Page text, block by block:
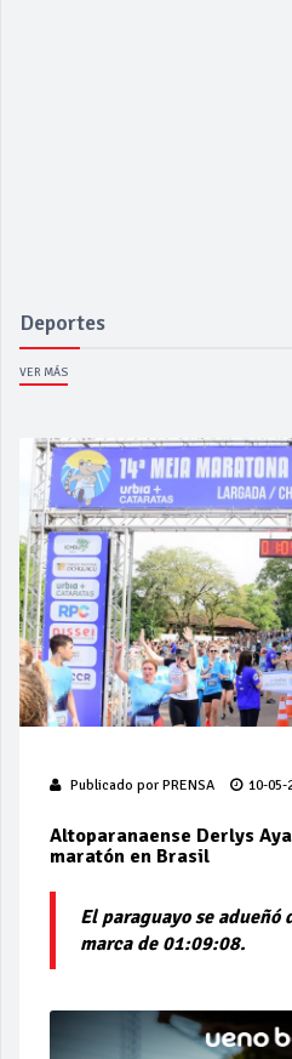
Deportes
VER MÁS
Publicado por PRENSA 10-05-
Altoparanaense Derlys
maratón en Brasil
El paraguayo se adueñó
marca de 01:09:08.